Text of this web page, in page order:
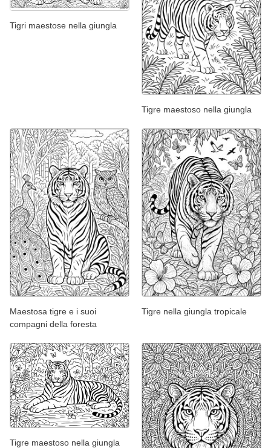
Tigri maestose nella giungla
Tigre maestoso nella giungla
Maestosa tigre e i suoi
compagni della foresta
Tigre nella giungla tropicale
Tigre maestoso nella giungla